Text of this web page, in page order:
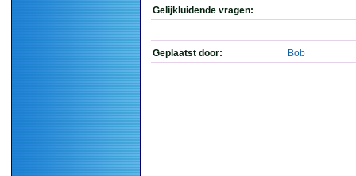
Gelijkluidende vragen:
Geplaatst door: Bob